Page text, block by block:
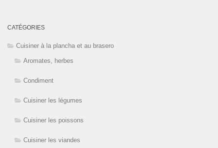
CATÉGORIES
Cuisiner à la plancha et au brasero
Aromates, herbes
Condiment
Cuisiner les légumes
Cuisiner les poissons
Cuisiner les viandes